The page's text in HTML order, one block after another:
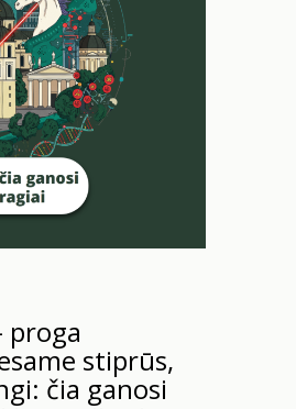
proga
stiprūs,
čia ganosi